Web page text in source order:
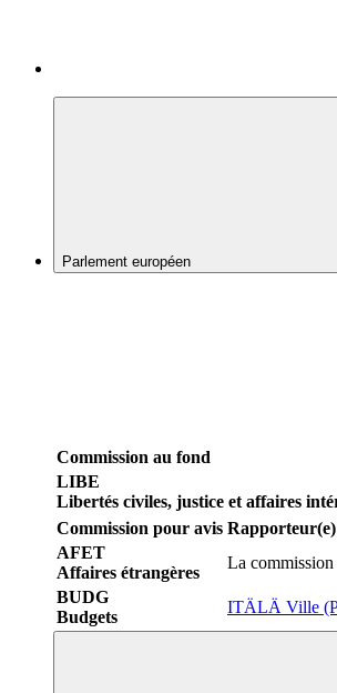
Parlement européen
Commission au fond
LIBE
Libertés civiles, justice et affaires
Commission pour avis
AFET
Affaires étrangères
La commission
BUDG
Budgets
ITÄLÄ Ville